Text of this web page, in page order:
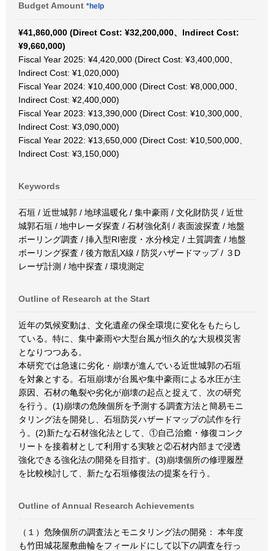
Budget Amount *help
¥41,860,000 (Direct Cost: ¥32,200,000、Indirect Cost:
¥9,660,000)
Fiscal Year 2025: ¥4,420,000 (Direct Cost: ¥3,400,000、
Indirect Cost: ¥1,020,000)
Fiscal Year 2024: ¥10,400,000 (Direct Cost: ¥8,000,000、
Indirect Cost: ¥2,400,000)
Fiscal Year 2023: ¥13,390,000 (Direct Cost: ¥10,300,000、
Indirect Cost: ¥3,090,000)
Fiscal Year 2022: ¥13,650,000 (Direct Cost: ¥10,500,000、
Indirect Cost: ¥3,150,000)
Keywords
石垣 / 近世城郭 / 地球温暖化 / 集中豪雨 / 文化財防災 / 近世
城郭石垣 / 地中レーダ探査 / 石材強化剤 / 表面波探査 / 地盤
ボーリング調査 / 挿入型RI密度・水分検定 / 土質調査 / 地盤
ボーリング探査 / 後方散乱X線 / 防災ハザードマップ / ３D
レーザ計測 / 地中探査 / 環境測定
Outline of Research at the Start
近年の気候変動は、文化遺産の保全環境に変化をもたらし
ている。特に、集中豪雨や大型台風が恒久的な大規模災害
となりつつある。
本研究では急速に劣化・崩壊が進んでいる近世城郭の石垣
を対象とする。石垣崩壊が台風や集中豪雨による水圧が主
原因、石材の亀裂や劣化が崩壊の起点と捉えて、次の研究
を行う。(1)崩壊の危険個所を予測する調査方法と簡易モニ
タリング法を開発し、石垣防災ハザードマップの試作を行
う。(2)新たな石材強化法として、①自己治癒・修復コンク
リートを接着材として利用する実験と②石材内部まで浸透
強化できる強化法の開発を目指す。(3)崩壊個所の修理履歴
を比較検討して、新たな石垣修復法の提案を行う。
Outline of Annual Research Achievements
（１）危険個所の調査法とモニタリング法の開発： 本年度
も竹田城花屋敷曲輪をフィールドにして以下の調査を行っ